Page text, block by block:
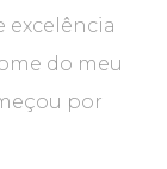
excelência
do meu
por